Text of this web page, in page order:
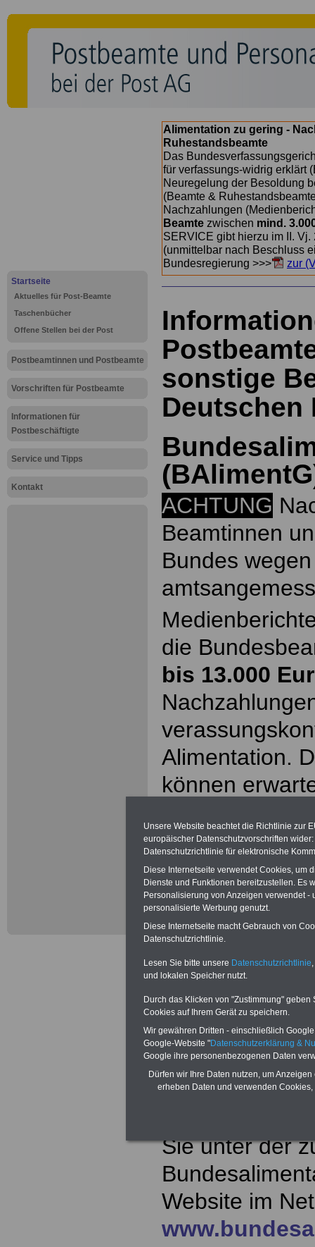
Startseite
Aktuelles für Post-Beamte
Taschenbücher
Offene Stellen bei der Post
Postbeamtinnen und Postbeamte
Vorschriften für Postbeamte
Informationen für
Postbeschäftigte
Service und Tipps
Kontakt
Alimentation zu gering -
Ruhestandsbeamte
Das
für verfassungs-widrig erklärt
Neuregelung der Besoldung
(Beamte &
Nachzahlungen
Beamte zwischen mind.
SERVICE gibt hierzu im II.
(unmittelbar nach Beschluss
Bundesregierung >>>
zur
sonstige
Deutschen
ACHTUNG
Beamtinnen
Bundes wegen
die
bis 13.000
Alimentation.
können
- auch
können die
Post, Telekom
etlichen
Beamtinnen
u.a. in Berlin
Westfalen
Sie unter der
Website im
Unsere Website beachtet die Richtlinie zur
europäischer Datenschutzvorschriften
Datenschutzrichtlinie für elektronische
Diese Internetseite verwendet Cookies, um
Dienste und Funktionen bereitzustellen. Es
Personalisierung von Anzeigen verwendet
personalisierte Werbung genutzt.
Diese Internetseite macht Gebrauch von
Datenschutzrichtlinie.
Lesen Sie bitte unsere Datenschutzrichtlinie
und lokalen Speicher nutzt.
Durch das Klicken von "Zustimmung"
Cookies auf Ihrem Gerät zu speichern.
Wir gewähren Dritten - einschließlich
Google-Website "Datenschutzerklärung &
Google ihre personenbezogenen Daten
Dürfen wir Ihre Daten nutzen, um
erheben Daten und verwenden